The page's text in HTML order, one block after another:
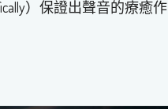
）保證出聲音的療癒作